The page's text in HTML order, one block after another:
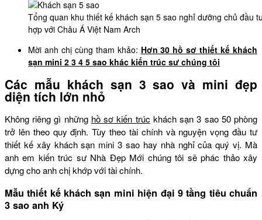
Tổng quan khu thiết kế khách sạn 5 sao nghỉ dưỡng chủ đầu
hợp với Châu Á Việt Nam Arch
Mời anh chị cùng tham khảo: Hơn 30 hồ sơ thiết kế khách
sạn mini 2 3 4 5 sao khác kiến trúc sư chúng tôi
Các mẫu khách sạn 3 sao và mini đẹp
diện tích lớn nhỏ
Không riêng gì những hồ sơ kiến trúc khách sạn 3 sao 50 phòng
trở lên theo quy định. Tùy theo tài chính và nguyện vọng đầu tư
thiết kế xây khách sạn mini 3 sao hay nhà nghỉ của quý vị. Mà
anh em kiến trúc sư Nhà Đẹp Mới chúng tôi sẽ phác thảo xây
dựng cho anh chị khớp với tài chính.
Mẫu thiết kế khách sạn mini hiện đại 9 tầng tiêu chuẩn
3 sao anh Ký